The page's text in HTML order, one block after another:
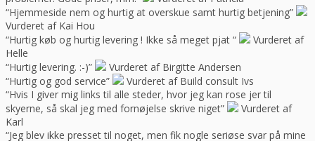
“Hjemmeside nem og hurtig at overskue samt hurtig betjening”
Vurderet af Kai Hou
“Hurtig køb og hurtig levering ! Ikke så meget pjat “
Vurderet af
Helle
“Hurtig levering. :-)”
Vurderet af Birgitte Andersen
“Hurtig og god service”
Vurderet af Build consult Ivs
“Hvis I giver mig links til alle steder, hvor jeg kan rose jer til
skyerne, så skal jeg med fornøjelse skrive niget”
Vurderet af
Karl
“Jeg blev ikke presset til noget, men fik nogle seriøse svar på mine